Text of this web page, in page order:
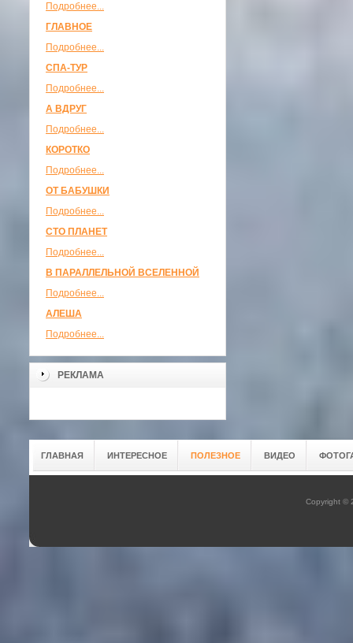
Подробнее...
ГЛАВНОЕ
Подробнее...
СПА-ТУР
Подробнее...
А ВДРУГ
Подробнее...
КОРОТКО
Подробнее...
ОТ БАБУШКИ
Подробнее...
СТО ПЛАНЕТ
Подробнее...
В ПАРАЛЛЕЛЬНОЙ ВСЕЛЕННОЙ
Подробнее...
АЛЕША
Подробнее...
РЕКЛАМА
ГЛАВНАЯ ИНТЕРЕСНОЕ ПОЛЕЗНОЕ ВИДЕО
Copyright ©